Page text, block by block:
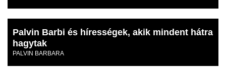
Palvin Barbi és hírességek, akik mindent hátra
hagytak
PALVIN BARBARA